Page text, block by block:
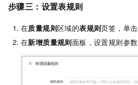
步骤三：设置表规则
在质量规则区域的表规则页签，单击
在新增质量规则面板，设置规则参数